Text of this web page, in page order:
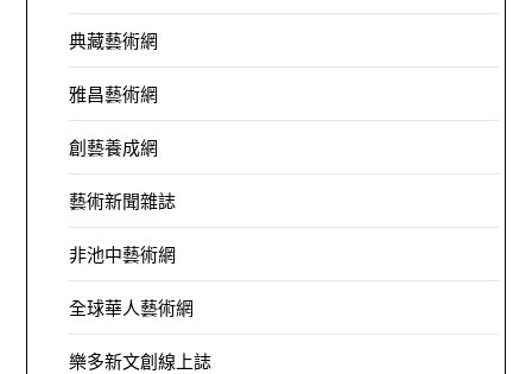
典藏藝術網
雅昌藝術網
創藝養成網
藝術新聞雜誌
非池中藝術網
全球華人藝術網
樂多新文創線上誌